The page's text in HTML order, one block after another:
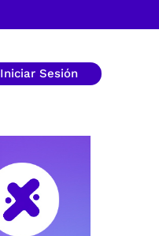
Iniciar Sesión